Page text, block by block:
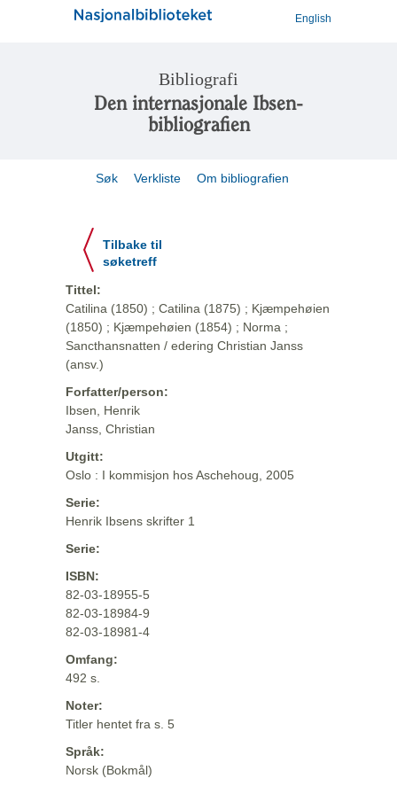
English
Bibliografi
Den internasjonale Ibsen-
bibliografien
Søk Verkliste Om bibliografien
Tilbake til
søketreff
Tittel:
Catilina (1850) ; Catilina (1875) ; Kjæmpehøien
(1850) ; Kjæmpehøien (1854) ; Norma ;
Sancthansnatten / edering Christian Janss
(ansv.)
Forfatter/person:
Ibsen, Henrik
Janss, Christian
Utgitt:
Oslo : I kommisjon hos Aschehoug, 2005
Serie:
Henrik Ibsens skrifter 1
Serie:
ISBN:
82-03-18955-5
82-03-18984-9
82-03-18981-4
Omfang:
492 s.
Noter:
Titler hentet fra s. 5
Språk:
Norsk (Bokmål)